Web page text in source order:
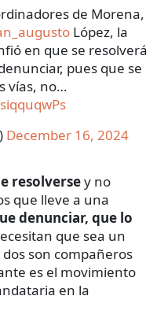
de Morena,
López, la
en que se resolverá
pues que se
vías, no…
December 16, 2024
resolversey no
que lleve a una
denunciar, que lo
que sea un
son compañeros
es el movimiento
en la